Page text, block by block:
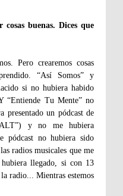
buenas. Dices que
Pero crearemos cosas
“Así Somos” y
si no hubiera habido
“Entiende Tu Mente” no
presentado un pódcast de
y no me hubiera
pódcast no hubiera sido
radios musicales que me
hubiera llegado, si con 13
radio... Mientras estemos